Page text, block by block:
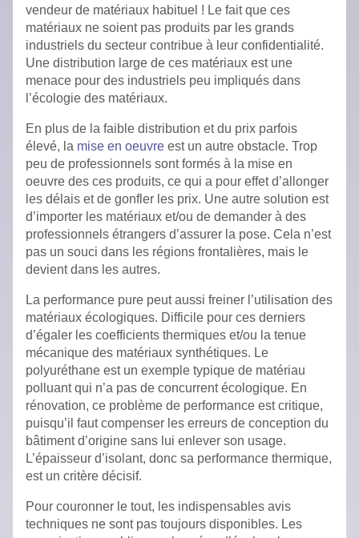
vendeur de matériaux habituel ! Le fait que ces
matériaux ne soient pas produits par les grands
industriels du secteur contribue à leur confidentialité.
Une distribution large de ces matériaux est une
menace pour des industriels peu impliqués dans
l’écologie des matériaux.
En plus de la faible distribution et du prix parfois
élevé, la mise en oeuvre est un autre obstacle. Trop
peu de professionnels sont formés à la mise en
oeuvre des ces produits, ce qui a pour effet d’allonger
les délais et de gonfler les prix. Une autre solution est
d’importer les matériaux et/ou de demander à des
professionnels étrangers d’assurer la pose. Cela n’est
pas un souci dans les régions frontalières, mais le
devient dans les autres.
La performance pure peut aussi freiner l’utilisation des
matériaux écologiques. Difficile pour ces derniers
d’égaler les coefficients thermiques et/ou la tenue
mécanique des matériaux synthétiques. Le
polyuréthane est un exemple typique de matériau
polluant qui n’a pas de concurrent écologique. En
rénovation, ce problème de performance est critique,
puisqu’il faut compenser les erreurs de conception du
bâtiment d’origine sans lui enlever son usage.
L’épaisseur d’isolant, donc sa performance thermique,
est un critère décisif.
Pour couronner le tout, les indispensables avis
techniques ne sont pas toujours disponibles. Les